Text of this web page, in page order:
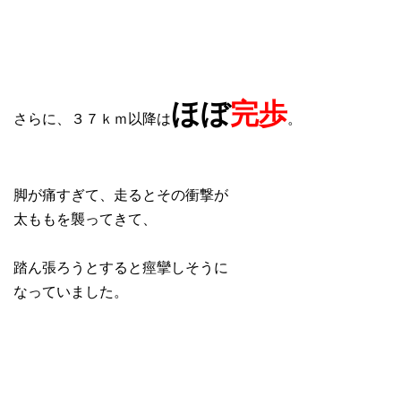
さらに、３７ｋｍ以降はほぼ完歩。
脚が痛すぎて、走るとその衝撃が
太ももを襲ってきて、
踏ん張ろうとすると痙攣しそうに
なっていました。